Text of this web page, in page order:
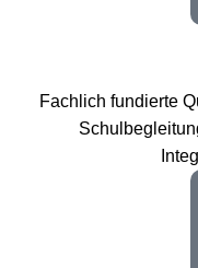
Fachlich fundierte